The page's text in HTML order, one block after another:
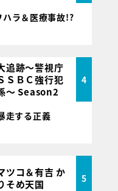
ラ＆医療事故!?
追跡～警視庁
ＳＢＣ強行犯
～ Season2
4
走する正義
ツコ＆有吉 か
そめ天国
5